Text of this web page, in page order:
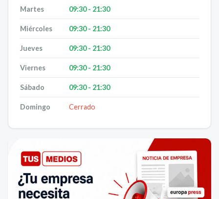
Martes 09:30 - 21:30
Miércoles 09:30 - 21:30
Jueves 09:30 - 21:30
Viernes 09:30 - 21:30
Sábado 09:30 - 21:30
Domingo Cerrado